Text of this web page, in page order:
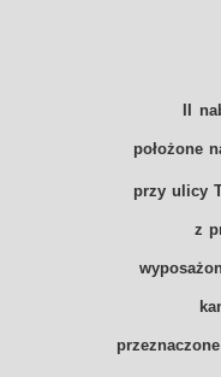
II
położone
przy ulicy
z